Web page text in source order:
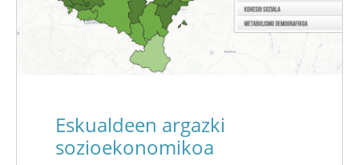
Eskualdeen argazki
sozioekonomikoa